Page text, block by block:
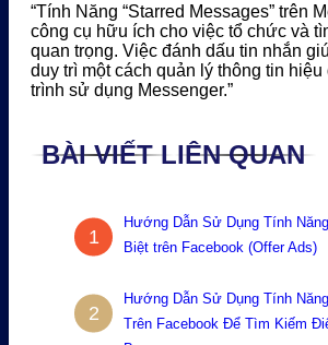
“Tính Năng “Starred Messages” trên
công cụ hữu ích cho việc tổ chức và
quan trọng. Việc đánh dấu tin nhắn
duy trì một cách quản lý thông tin hiệu
trình sử dụng Messenger.”
BÀI VIẾT LIÊN QUAN
1
Hướng Dẫn Sử Dụng Tính
Biệt trên Facebook (Offer Ads)
2
Hướng Dẫn Sử Dụng Tính
Trên Facebook Để Tìm Kiếm